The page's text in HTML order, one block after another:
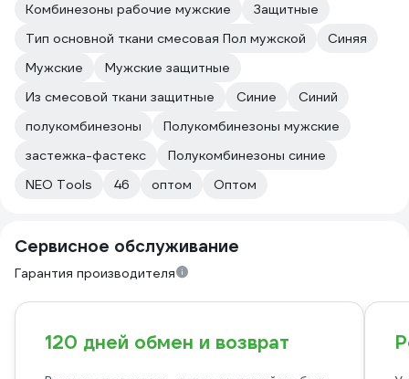
Комбинезоны рабочие мужские
Защитные
Тип основной ткани смесовая Пол мужской
Синяя
Мужские
Мужские защитные
Из смесовой ткани защитные
Синие
Синий
полукомбинезоны
Полукомбинезоны мужские
застежка-фастекс
Полукомбинезоны синие
NEO Tools
46 оптом Оптом
Сервисное обслуживание
Гарантия производителя
120 дней обмен и возврат